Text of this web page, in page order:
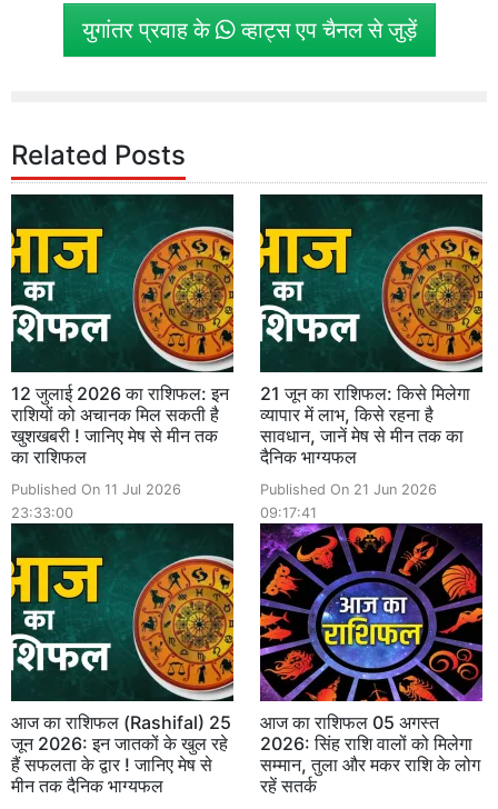
युगांतर प्रवाह के व्हाट्स एप चैनल से जुड़ें
Related Posts
12 जुलाई 2026 का राशिफल: इन
राशियों को अचानक मिल सकती है
खुशखबरी ! जानिए मेष से मीन तक
का राशिफल
Published On 11 Jul 2026
23:33:00
21 जून का राशिफल: किसे मिलेगा
व्यापार में लाभ, किसे रहना है
सावधान, जानें मेष से मीन तक का
दैनिक भाग्यफल
Published On 21 Jun 2026
09:17:41
आज का राशिफल (Rashifal) 25
जून 2026: इन जातकों के खुल रहे
हैं सफलता के द्वार ! जानिए मेष से
मीन तक दैनिक भाग्यफल
आज का राशिफल 05 अगस्त
2026: सिंह राशि वालों को मिलेगा
सम्मान, तुला और मकर राशि के लोग
रहें सतर्क